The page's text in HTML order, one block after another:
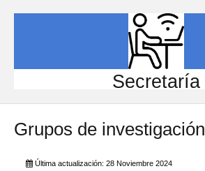
INVESTIGACIÓN
INTERNACIONAL
Directorio FCCE
Secretaría
Grupos de investigación
Última actualización: 28 Noviembre 2024